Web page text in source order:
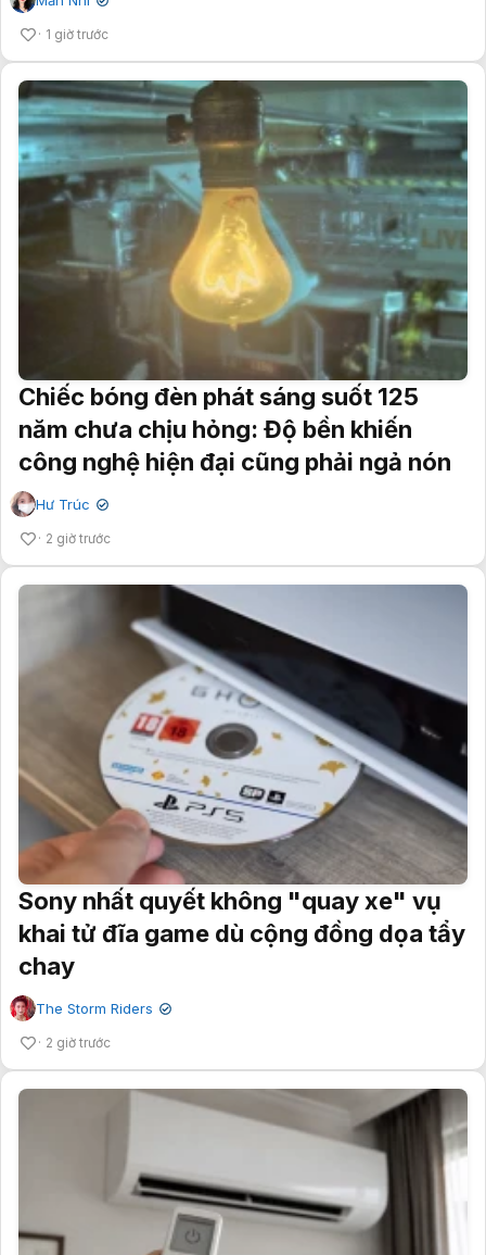
1 giờ trước
Chiếc bóng đèn phát sáng suốt 125
năm chưa chịu hỏng: Độ bền khiến
công nghệ hiện đại cũng phải ngả nón
Hư Trúc ✔
2 giờ trước
Sony nhất quyết không "quay xe" vụ
khai tử đĩa game dù cộng đồng dọa tẩy
chay
The Storm Riders ✔
2 giờ trước